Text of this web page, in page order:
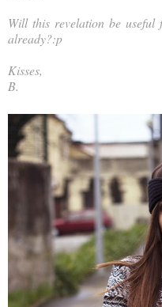
Will this revelation be
already?:p
Kisses,
B.